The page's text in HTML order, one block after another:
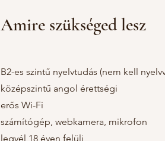
Amire szükséged lesz
B2-es szintű nyelvtudás (nem kell
középszintű angol érettségi
erős Wi-Fi
számítógép, webkamera, mikrofon
legyél 18 éven felüli